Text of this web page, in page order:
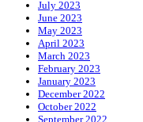
July 2023
June 2023
May 2023
April 2023
March 2023
February 2023
January 2023
December 2022
October 2022
September 2022